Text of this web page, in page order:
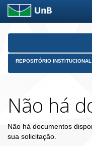
Skip
REPOSITÓRIO
Não há
Não há documentos
sua solicitação.